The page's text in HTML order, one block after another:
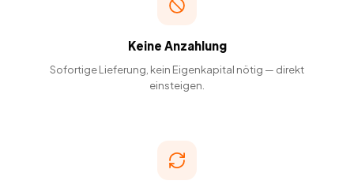
Keine Anzahlung
Sofortige Lieferung, kein Eigenkapital nötig — direkt
einsteigen.